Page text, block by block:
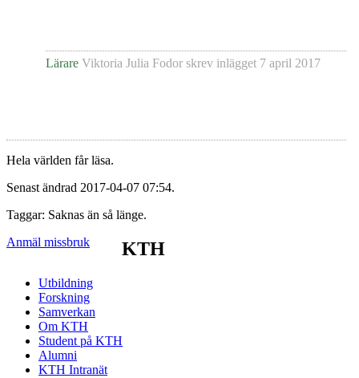
Lärare Viktoria Julia Fodor skrev inlägget 7 april 2017
Hela världen får läsa.
Senast ändrad 2017-04-07 07:54.
Taggar: Saknas än så länge.
Anmäl missbruk
KTH
Utbildning
Forskning
Samverkan
Om KTH
Student på KTH
Alumni
KTH Intranät